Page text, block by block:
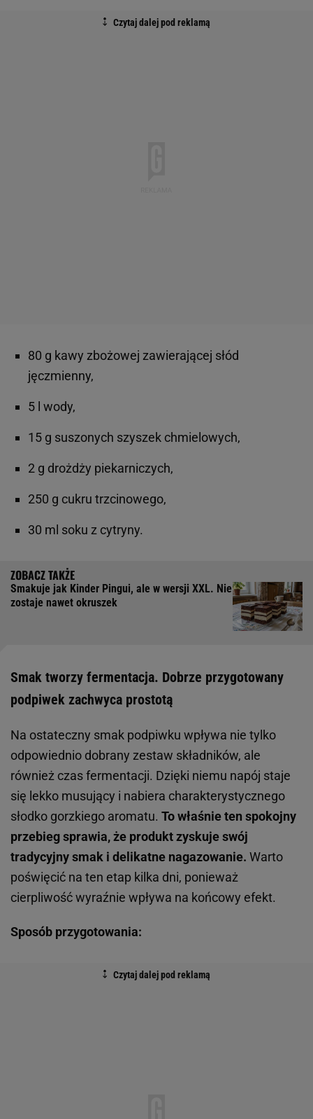
80 g kawy zbożowej zawierającej słód
jęczmienny,
5 l wody,
15 g suszonych szyszek chmielowych,
2 g drożdży piekarniczych,
250 g cukru trzcinowego,
30 ml soku z cytryny.
Smakuje jak Kinder Pingui, ale w wersji XXL. Nie
zostaje nawet okruszek
Smak tworzy fermentacja. Dobrze przygotowany
podpiwek zachwyca prostotą
Na ostateczny smak podpiwku wpływa nie tylko
odpowiednio dobrany zestaw składników, ale
również czas fermentacji. Dzięki niemu napój staje
się lekko musujący i nabiera charakterystycznego
słodko gorzkiego aromatu. To właśnie ten spokojny
przebieg sprawia, że produkt zyskuje swój
tradycyjny smak i delikatne nagazowanie. Warto
poświęcić na ten etap kilka dni, ponieważ
cierpliwość wyraźnie wpływa na końcowy efekt.
Sposób przygotowania: